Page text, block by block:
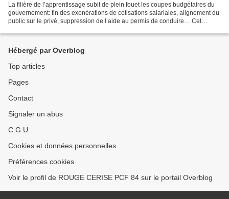
La filière de l’apprentissage subit de plein fouet les coupes budgétaires du
gouvernement: fin des exonérations de cotisations salariales, alignement du
public sur le privé, suppression de l’aide au permis de conduire… Cet
Hébergé par Overblog
Top articles
Pages
Contact
Signaler un abus
C.G.U.
Cookies et données personnelles
Préférences cookies
Voir le profil de ROUGE CERISE PCF 84 sur le portail Overblog